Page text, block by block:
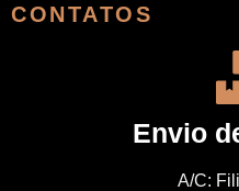
CONTATOS
Envio
A/C: